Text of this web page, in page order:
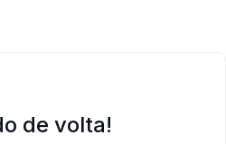
de volta!